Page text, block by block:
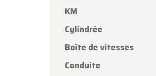
KM
Cylindrée
Boîte de vitesses
Conduite